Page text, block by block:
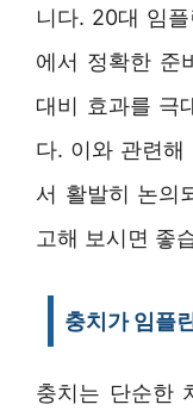
니다. 20대 임
에서 정확한 준
대비 효과를 극
다. 이와 관련
서 활발히 논의
고해 보시면 좋
충치가 임플
충치는 단순한